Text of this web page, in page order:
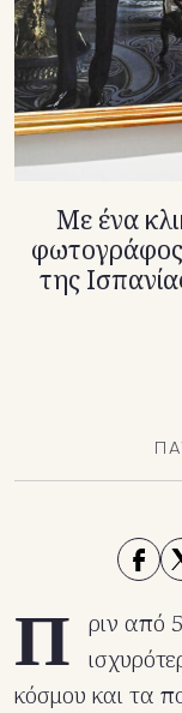
Με ένα
φωτογράφος
της
Π
ριν από
κόσμου και τα